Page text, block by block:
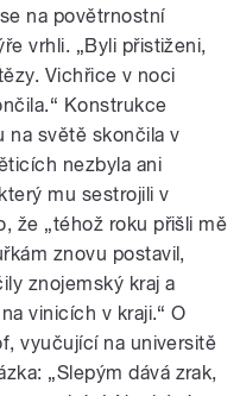
na povětrnostní
vrhli. „Byli přistiženi,
Vichřice v noci
Konstrukce
na světě skončila v
nezbyla ani
mu sestrojili v
že „téhož roku přišli mě
znovu postavil,
znojemský kraj a
vinicích v kraji.“ O
vyučující na universitě
„Slepým dává zrak,